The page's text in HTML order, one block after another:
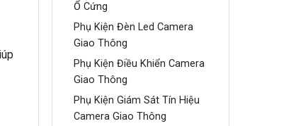
Ổ Cứng
Phụ Kiện Đèn Led Camera
Giao Thông
Phụ Kiện Điều Khiển Camera
Giao Thông
Phụ Kiện Giám Sát Tín Hiệu
Camera Giao Thông